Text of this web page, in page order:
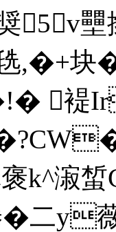
5v壨
,�+块
褆
k^漃蜤
二y薇